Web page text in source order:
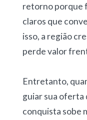
retorno porque
claros que
isso, a região
perde valor
Entretanto,
guiar sua oferta
conquista sobe